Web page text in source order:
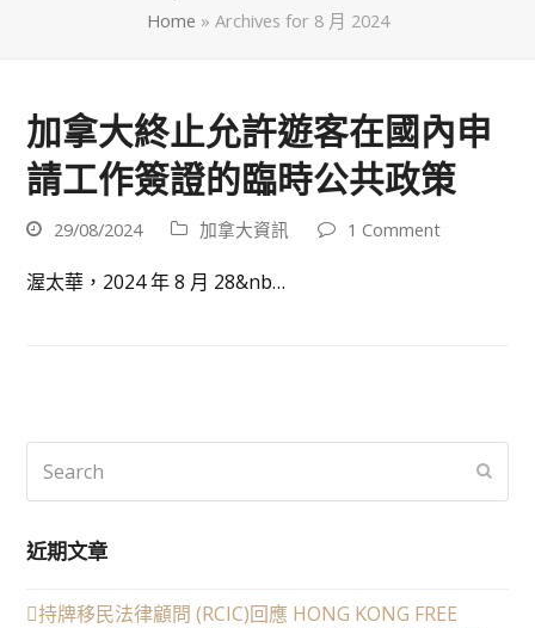
Home » Archives for 8 月 2024
加拿大終止允許遊客在國內申
請工作簽證的臨時公共政策
29/08/2024 加拿大資訊 1 Comment
渥太華，2024 年 8 月 28&nb…
近期文章
持牌移民法律顧問 (RCIC)回應 HONG KONG FREE